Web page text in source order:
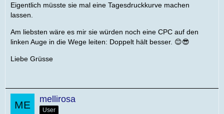
Eigentlich müsste sie mal eine Tagesdruckkurve machen
lassen.
Am liebsten wäre es mir sie würden noch eine CPC auf den
linken Auge in die Wege leiten: Doppelt hält besser. 😊😎
Liebe Grüsse
mellirosa
User